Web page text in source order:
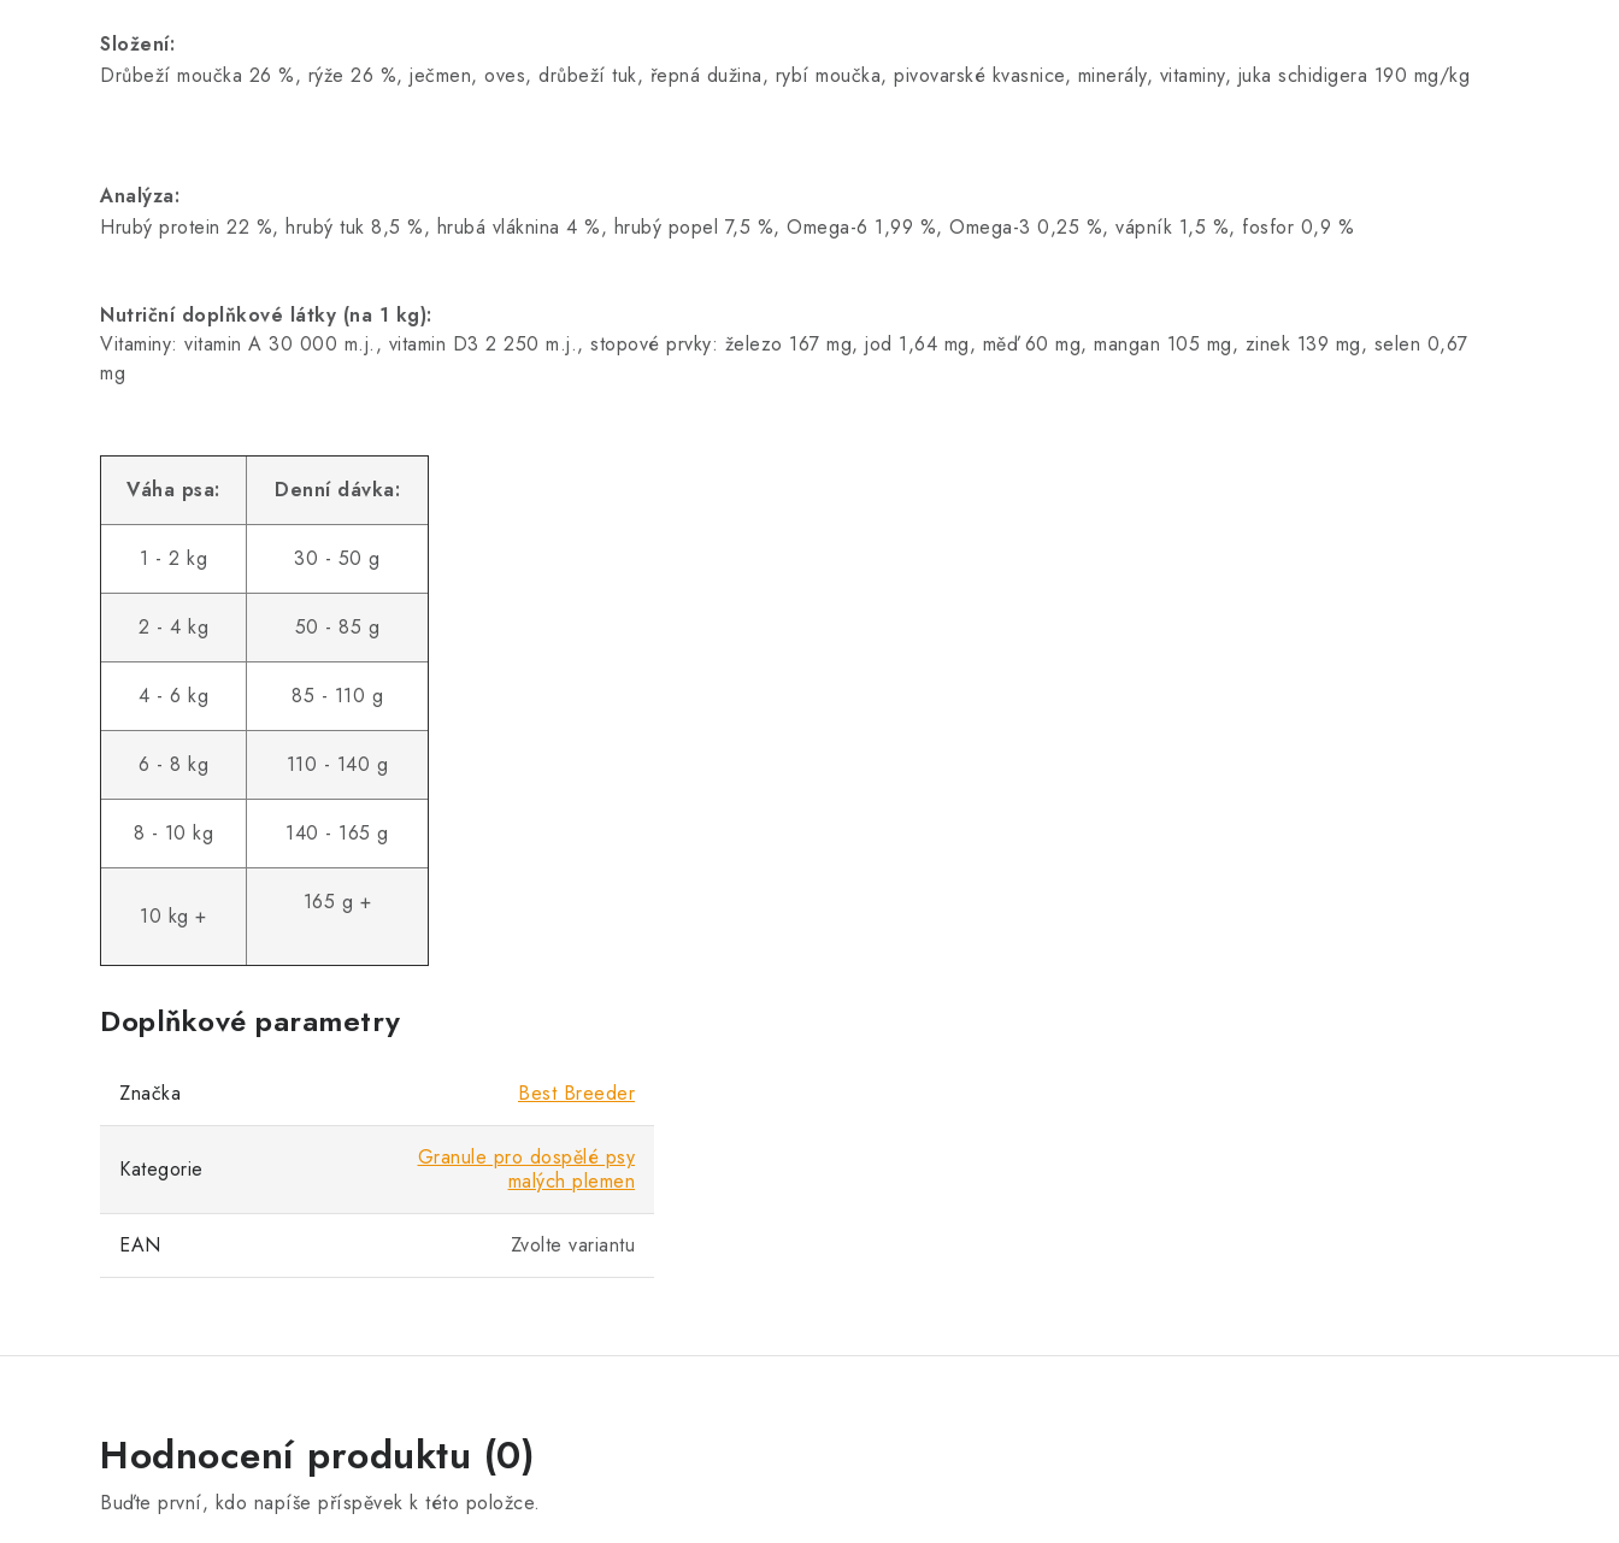
Složení:
Drůbeží moučka 26 %, rýže 26 %, ječmen, oves, drůbeží tuk, řepná dužina, rybí moučka, pivovarské kvasnice, minerály, vitaminy, juka schidigera 190 mg/kg
Analýza:
Hrubý protein 22 %, hrubý tuk 8,5 %, hrubá vláknina 4 %, hrubý popel 7,5 %, Omega-6 1,99 %, Omega-3 0,25 %, vápník 1,5 %, fosfor 0,9 %
Nutriční doplňkové látky (na 1 kg):
Vitaminy: vitamin A 30 000 m.j., vitamin D3 2 250 m.j., stopové prvky: železo 167 mg, jod 1,64 mg, měď 60 mg, mangan 105 mg, zinek 139 mg, selen 0,67
mg
Váha psa: Denní dávka:
1 - 2 kg 30 - 50 g
2 - 4 kg 50 - 85 g
4 - 6 kg 85 - 110 g
6 - 8 kg 110 - 140 g
8 - 10 kg 140 - 165 g
10 kg +
165 g +
Doplňkové parametry
Značka Best Breeder
Kategorie
Granule pro dospělé psy
malých plemen
EAN Zvolte variantu
Hodnocení produktu (0)
Buďte první, kdo napíše příspěvek k této položce.